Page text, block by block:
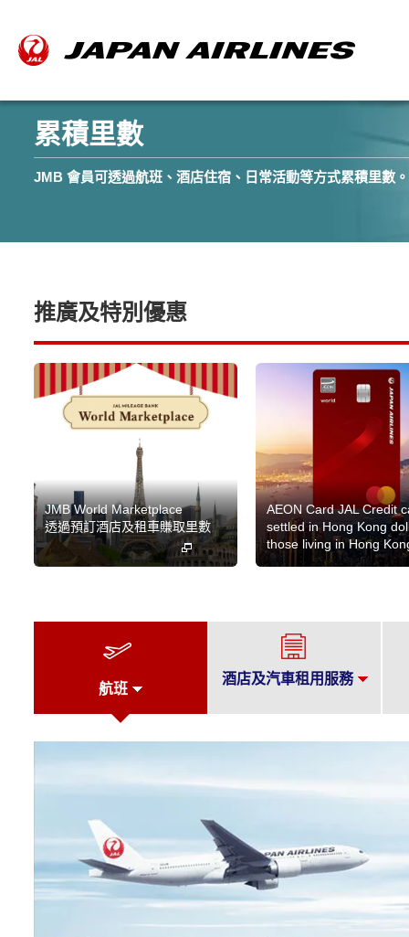
累積里數
JMB 會員可透過航班、酒店住宿、日常活動等方式累積里數。
推廣及特別優惠
JMB World Marketplace
透過預訂酒店及租車賺取里數
AEON Card JAL Credit
settled in Hong Kong
those living in Hong
航班
酒店及汽車租用服務